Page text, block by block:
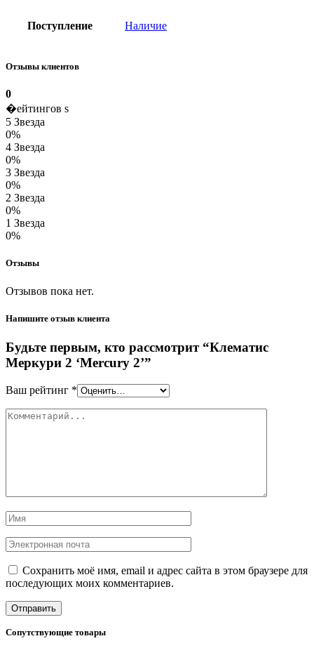
Поступление Наличие
Отзывы клиентов
0
�ейтингов s
5 Звезда
0%
4 Звезда
0%
3 Звезда
0%
2 Звезда
0%
1 Звезда
0%
Отзывы
Отзывов пока нет.
Напишите отзыв клиента
Будьте первым, кто рассмотрит “Клематис
Меркури 2 ‘Mercury 2’”
Ваш рейтинг *
Сохранить моё имя, email и адрес сайта в этом браузере для
последующих моих комментариев.
Сопутствующие товары